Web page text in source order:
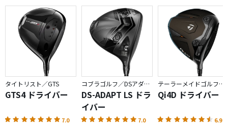
タイトリスト／GTS
GTS4 ドライバー
7.0
コブラゴルフ／DSアダプト
DS-ADAPT LS ドラ
イバー
7.0
テーラーメイドゴルフ／Qi4D
Qi4D ドライバー
6.9